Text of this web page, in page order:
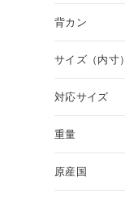
背カン
サイズ（内寸）
対応サイズ
重量
原産国